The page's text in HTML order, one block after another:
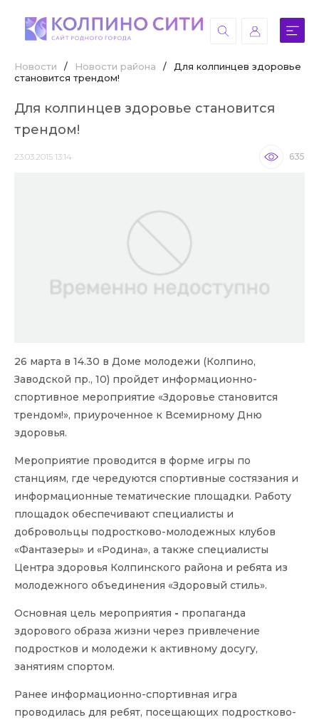
Новости / Новости района /
Для колпинцев здоровье
становится трендом!
Для колпинцев здоровье становится
трендом!
23.03.2015 13:14 635
26 марта в 14.30 в Доме молодежи (Колпино,
Заводской пр., 10) пройдет информационно-
спортивное мероприятие «Здоровье становится
трендом!», приуроченное к Всемирному Дню
здоровья.
Мероприятие проводится в форме игры по
станциям, где чередуются спортивные состязания и
информационные тематические площадки. Работу
площадок обеспечивают специалисты и
добровольцы подростково-молодежных клубов
«Фантазеры» и «Родина», а также специалисты
Центра здоровья Колпинского района и ребята из
молодежного объединения «Здоровый стиль».
Основная цель мероприятия - пропаганда
здорового образа жизни через привлечение
подростков и молодежи к активному досугу,
занятиям спортом.
Ранее информационно-спортивная игра
проводилась для ребят, посещающих подростково-